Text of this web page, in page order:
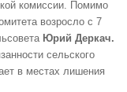
комиссии. Помимо
возросло с 7
Юрий Деркач.
сельского
в местах лишения